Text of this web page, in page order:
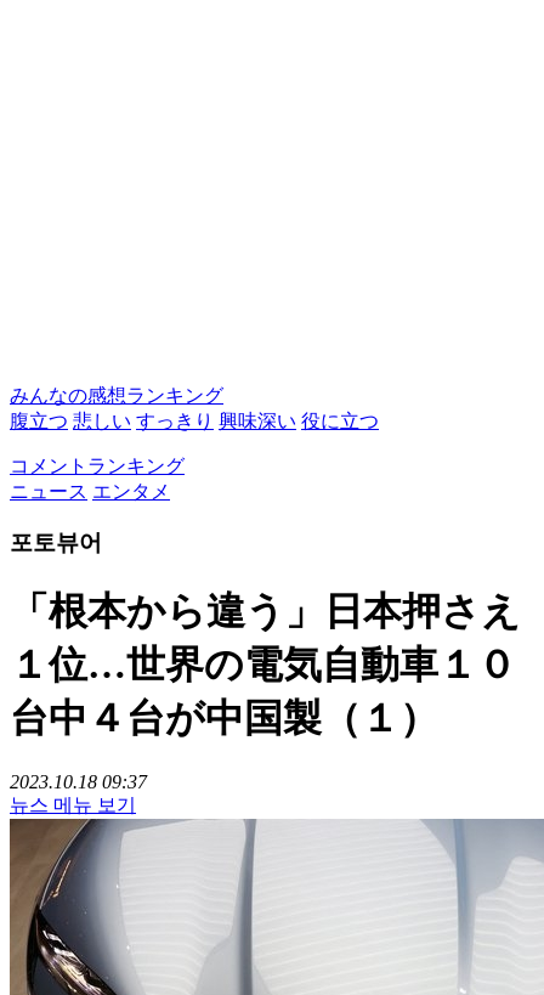
みんなの感想ランキング
腹立つ 悲しい すっきり 興味深い 役に立つ
コメントランキング
ニュース エンタメ
포토뷰어
「根本から違う」日本押さえ
１位…世界の電気自動車１０
台中４台が中国製（１）
2023.10.18 09:37
뉴스 메뉴 보기